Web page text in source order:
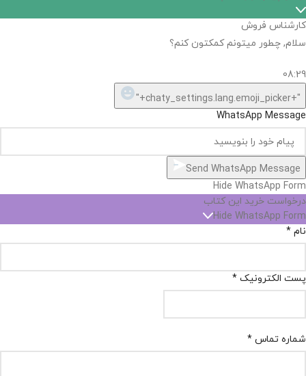
کارشناس فروش
سلام, چطور میتونم کمکتون کنم؟
08:29
"+chaty_settings.lang.emoji_picker+"
WhatsApp Message
Send WhatsApp Message
Hide WhatsApp Form
درخواست خرید این کتاب
Hide WhatsApp Form
نام *
پست الکترونیک *
شماره تماس *